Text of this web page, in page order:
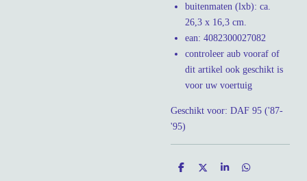
buitenmaten (lxb): ca.
26,3 x 16,3 cm.
ean: 4082300027082
controleer aub vooraf of
dit artikel ook geschikt is
voor uw voertuig
Geschikt voor: DAF 95 ('87-
'95)
D
D
S
D